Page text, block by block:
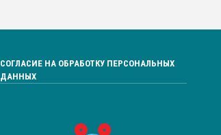
СОГЛАСИЕ НА ОБРАБОТКУ ПЕРСОНАЛЬНЫХ
ДАННЫХ